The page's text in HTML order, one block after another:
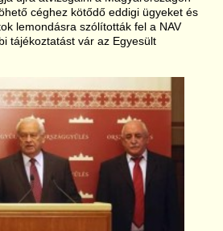
céghez kötődő eddigi ügyeket és
lemondásra szólították fel a NAV
tájékoztatást vár az Egyesült